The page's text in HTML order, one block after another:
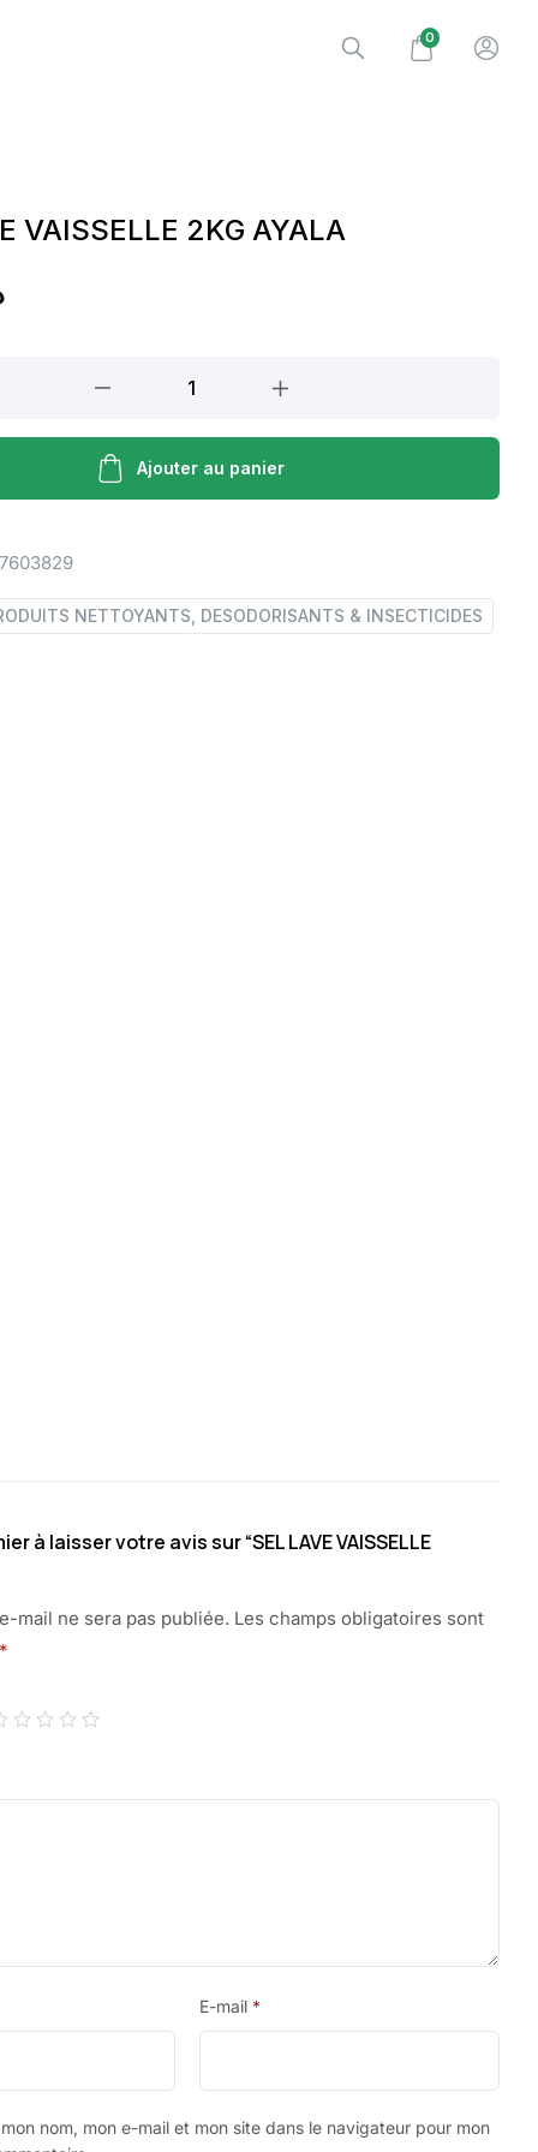
0
VAISSELLE 2KG AYALA
Ajouter au panier
NETTOYANTS, DESODORISANTS & INSECTICIDES
à laisser votre avis sur “SEL LAVE VAISSELLE
mail ne sera pas publiée. Les champs obligatoires sont
*
E-mail *
nom, mon e-mail et mon site dans le navigateur pour mon